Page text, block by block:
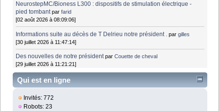
NeurostepMC/Bioness L300 : dispositifs de stimulation électrique -
pied tombant parfarid
[02 août 2026 à 08:09:06]
Informations suite au décès de T Delrieu notre président . pargilles
[30 juillet 2026 à 11:47:14]
Des nouvelles de notre président parCouette de cheval
[29 juillet 2026 à 11:21:21]
Qui est en ligne
Invités: 772
Robots: 23